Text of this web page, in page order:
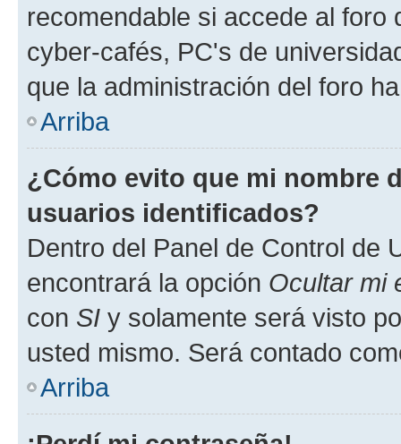
recomendable si accede al foro
cyber-cafés, PC's de
que la administración del foro
Arriba
¿Cómo evito que mi nombre
usuarios identificados?
Dentro del Panel de Control de
encontrará la opción Ocultar mi
con SI y solamente será visto
usted mismo. Será contado
Arriba